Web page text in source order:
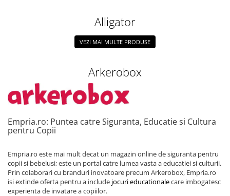
Jucarii copii si jocuri educative
Covorase ortopedice senzoriale
Cuburi magnetice JollyHeap®
Rechizite scolare
LEGO
Stikere decorative si covoare
Stickere decorative
Covorase de joaca
Ingrijire adulti
Alligator
VEZI MAI MULTE PRODUSE
Arkerobox
Empria.ro: Puntea catre Siguranta, Educatie si Cultura
pentru Copii
Empria.ro este mai mult decat un magazin online de siguranta pentru
copii si bebelusi; este un portal catre lumea vasta a educatiei si culturii.
Prin colaborari cu branduri inovatoare precum Arkerobox, Empria.ro
isi extinde oferta pentru a include jocuri educationalecare imbogatesc
experienta de invatare a copiilor.